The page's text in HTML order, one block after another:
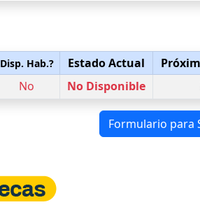
Disp. Hab.? Estado Actual
No No Disponible
Formulario para